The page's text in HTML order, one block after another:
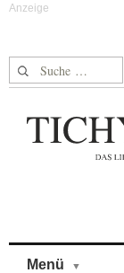
Suche nach:
Menü